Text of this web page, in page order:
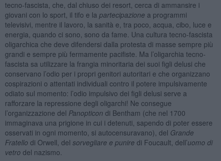
tecno-fascista, che, dal chiuso dei resort, cerca di ammansire i
giovani con lo sport, il tifo e la partecipazione a programmi
televisivi, mentre il lavoro, la sanità e, tra poco, acqua, cibo, luce e
energia, quando ci sono, sono da fame. Una cultura tecno-fascista
oligarchica che deve difendersi dalla protesta di masse sempre più
grandi e sempre più fermamente pacifiste. Ma l’oligarchia tecno-
fascista sa utilizzare la frangia minoritaria dei suoi figli delusi che
conservano l’odio per i propri genitori autoritari e che organizzano
cospirazioni o attentati individuali contro il potere impulsivamente
odiato sul momento: l’odio impulsivo dei figli delusi serve a
rafforzare la repressione degli oligarchi! Ne consegue
l’organizzazione del Panopticon di Bentham (che nel 1700
immaginava una prigione in cui i detenuti, sapendo di poter essere
osservati in ogni momento, si autocensuravano), del Grande
Fratello di Orwell, del sorvegliare e punire di Foucault, dell’uomo di
vetro del nazismo.